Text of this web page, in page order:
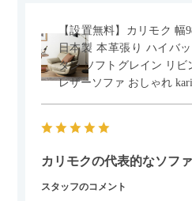
【設置無料】カリモク 幅
日本製 本革張り ハイバ
タン ソフトグレイン リビ
レザーソファ おしゃれ
カリモクの代表的なソファ
スタッフのコメント